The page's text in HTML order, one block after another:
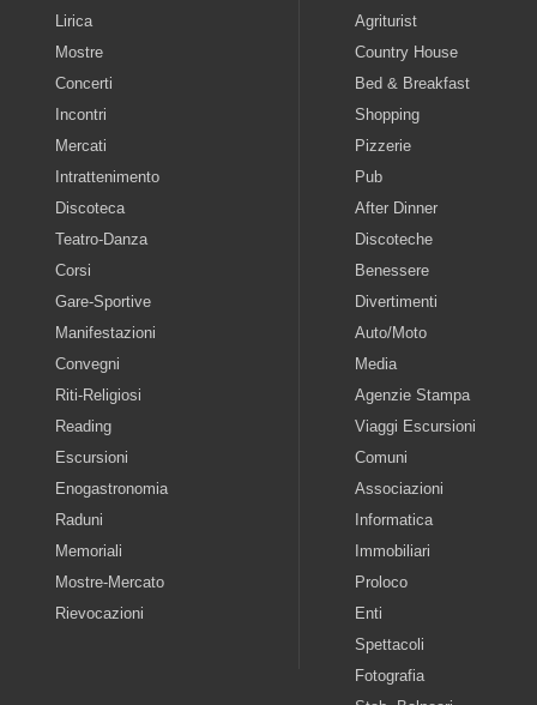
Lirica
Mostre
Concerti
Incontri
Mercati
Intrattenimento
Discoteca
Teatro-Danza
Corsi
Gare-Sportive
Manifestazioni
Convegni
Riti-Religiosi
Reading
Escursioni
Enogastronomia
Raduni
Memoriali
Mostre-Mercato
Rievocazioni
Agriturist
Country House
Bed & Breakfast
Shopping
Pizzerie
Pub
After Dinner
Discoteche
Benessere
Divertimenti
Auto/Moto
Media
Agenzie Stampa
Viaggi Escursioni
Comuni
Associazioni
Informatica
Immobiliari
Proloco
Enti
Spettacoli
Fotografia